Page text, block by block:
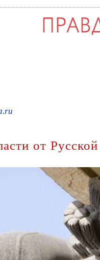
от